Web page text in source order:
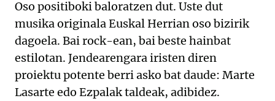
Oso positiboki baloratzen dut. Uste dut
musika originala Euskal Herrian oso bizirik
dagoela. Bai rock-ean, bai beste hainbat
estilotan. Jendearengara iristen diren
proiektu potente berri asko bat daude: Marte
Lasarte edo Ezpalak taldeak, adibidez.